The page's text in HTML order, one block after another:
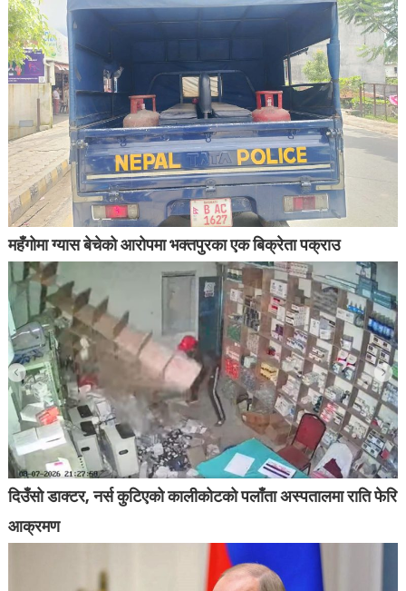
महँगोमा ग्यास बेचेको आरोपमा भक्तपुरका एक बिक्रेता पक्राउ
दिउँसो डाक्टर, नर्स कुटिएको कालीकोटको पलाँता अस्पतालमा राति फेरि
आक्रमण